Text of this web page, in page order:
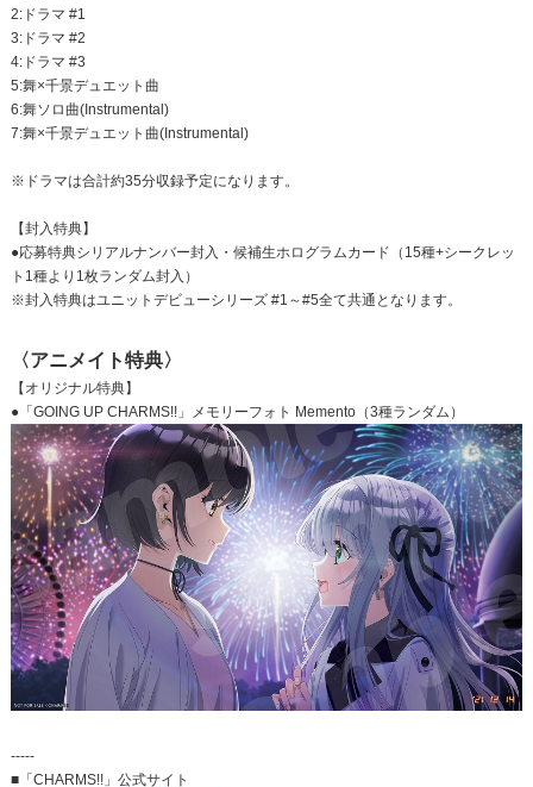
2:ドラマ #1
3:ドラマ #2
4:ドラマ #3
5:舞×千景デュエット曲
6:舞ソロ曲(Instrumental)
7:舞×千景デュエット曲(Instrumental)
※ドラマは合計約35分収録予定になります。
【封入特典】
●応募特典シリアルナンバー封入・候補生ホログラムカード（15種+シークレッ
ト1種より1枚ランダム封入）
※封入特典はユニットデビューシリーズ #1～#5全て共通となります。
〈アニメイト特典〉
【オリジナル特典】
●「GOING UP CHARMS!!」メモリーフォト Memento（3種ランダム）
-----
■「CHARMS!!」公式サイト